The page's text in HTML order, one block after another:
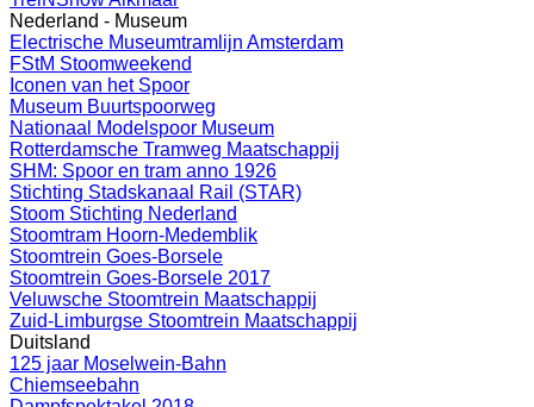
Nederland - Museum
Electrische Museumtramlijn Amsterdam
FStM Stoomweekend
Iconen van het Spoor
Museum Buurtspoorweg
Nationaal Modelspoor Museum
Rotterdamsche Tramweg Maatschappij
SHM: Spoor en tram anno 1926
Stichting Stadskanaal Rail (STAR)
Stoom Stichting Nederland
Stoomtram Hoorn-Medemblik
Stoomtrein Goes-Borsele
Stoomtrein Goes-Borsele 2017
Veluwsche Stoomtrein Maatschappij
Zuid-Limburgse Stoomtrein Maatschappij
Duitsland
125 jaar Moselwein-Bahn
Chiemseebahn